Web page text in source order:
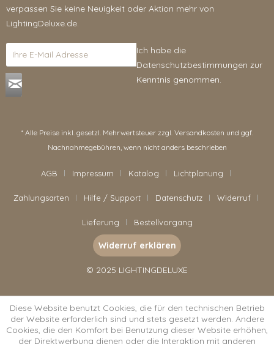
verpassen Sie keine Neuigkeit oder Aktion mehr von
LightingDeluxe.de.
Ich habe die
Datenschutzbestimmungen zur
Kenntnis genommen.
* Alle Preise inkl. gesetzl. Mehrwertsteuer zzgl. Versandkosten und ggf.
Nachnahmegebühren, wenn nicht anders beschrieben
AGB Impressum Katalog Lichtplanung
Zahlungsarten Hilfe / Support Datenschutz Widerruf
Lieferung Bestellvorgang
Widerruf erklären
© 2025 LIGHTINGDELUXE
Diese Website benutzt Cookies, die für den technischen Betrieb
der Website erforderlich sind und stets gesetzt werden. Andere
Cookies, die den Komfort bei Benutzung dieser Website erhöhen,
der Direktwerbung dienen oder die Interaktion mit anderen